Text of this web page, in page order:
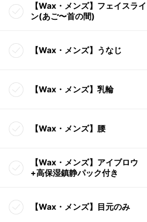
【Wax・メンズ】フェイスライ
ン(あご〜首の間)
【Wax・メンズ】うなじ
【Wax・メンズ】乳輪
【Wax・メンズ】腰
【Wax・メンズ】アイブロウ
+高保湿鎮静パック付き
【Wax・メンズ】目元のみ